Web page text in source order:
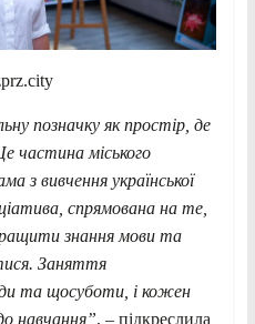
позначку як простір, де
частина міського
з вивчення української
спрямована на те,
знання мови та
Заняття
та щосуботи, і кожен
навчання”, – підкреслила